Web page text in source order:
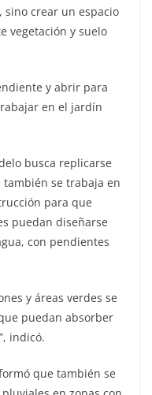
crear un espacio
vegetación y suelo
y abrir para
en el jardín
busca replicarse
se trabaja en
para que
puedan diseñarse
con pendientes
y áreas verdes se
puedan absorber
indicó.
que también se